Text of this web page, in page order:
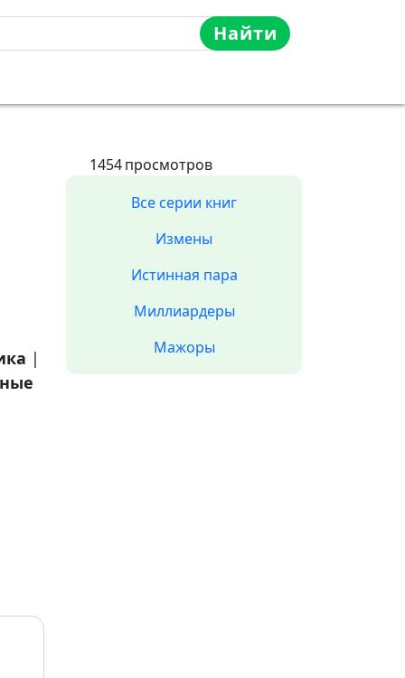
Найти
|
1454просмотров
Все серии книг
Измены
Истинная пара
Миллиардеры
Мажоры